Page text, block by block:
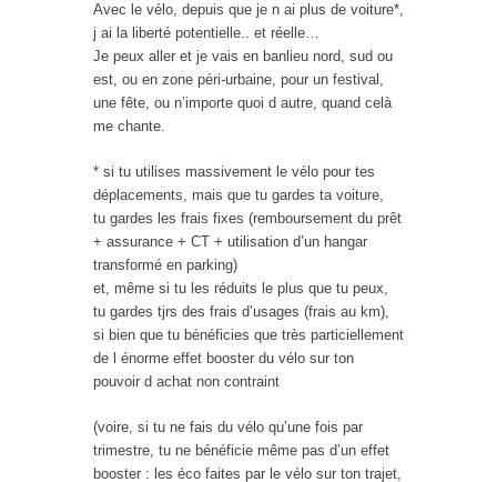
Avec le vélo, depuis que je n ai plus de voiture*,
j ai la liberté potentielle.. et réelle…
Je peux aller et je vais en banlieu nord, sud ou
est, ou en zone péri-urbaine, pour un festival,
une fête, ou n’importe quoi d autre, quand celà
me chante.
* si tu utilises massivement le vélo pour tes
déplacements, mais que tu gardes ta voiture,
tu gardes les frais fixes (remboursement du prêt
+ assurance + CT + utilisation d’un hangar
transformé en parking)
et, même si tu les réduits le plus que tu peux,
tu gardes tjrs des frais d’usages (frais au km),
si bien que tu bénéficies que très particiellement
de l énorme effet booster du vélo sur ton
pouvoir d achat non contraint
(voire, si tu ne fais du vélo qu’une fois par
trimestre, tu ne bénéficie même pas d’un effet
booster : les éco faites par le vélo sur ton trajet,